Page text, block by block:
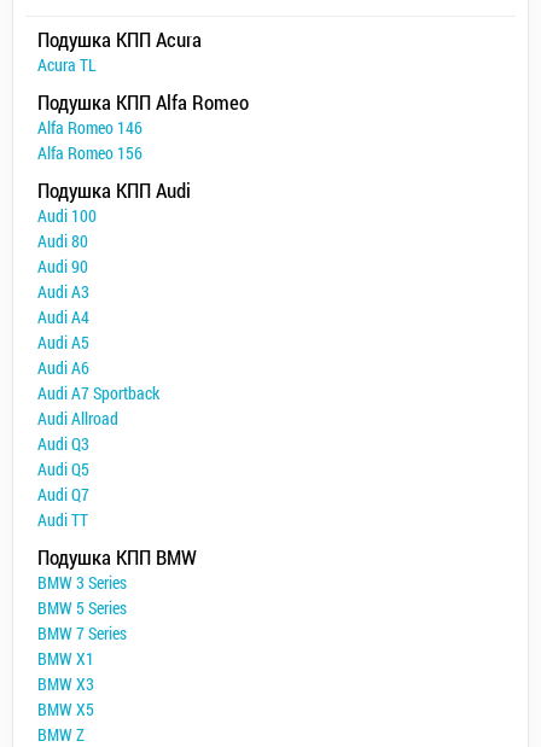
Подушка КПП Acura
Acura TL
Подушка КПП Alfa Romeo
Alfa Romeo 146
Alfa Romeo 156
Подушка КПП Audi
Audi 100
Audi 80
Audi 90
Audi A3
Audi A4
Audi A5
Audi A6
Audi A7 Sportback
Audi Allroad
Audi Q3
Audi Q5
Audi Q7
Audi TT
Подушка КПП BMW
BMW 3 Series
BMW 5 Series
BMW 7 Series
BMW X1
BMW X3
BMW X5
BMW Z